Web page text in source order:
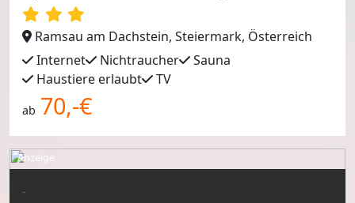
Ramsau am Dachstein, Steiermark, Österreich
Internet
Nichtraucher
Sauna
Haustiere erlaubt
TV
ab 70,-€
-
Anzeige